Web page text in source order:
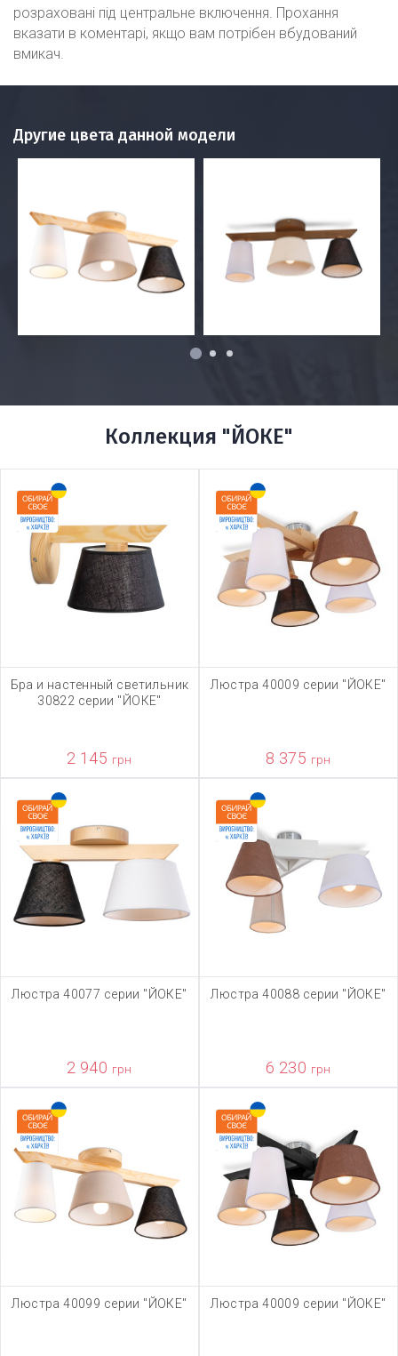
розраховані під центральне включення. Прохання
вказати в коментарі, якщо вам потрібен вбудований
вмикач.
Другие цвета данной модели
1 2 3
Коллекция "ЙОКЕ"
Бра и настенный светильник
30822 серии "ЙОКЕ"
2 145 грн
Люстра 40009 серии "ЙОКЕ"
8 375 грн
Люстра 40077 серии "ЙОКЕ"
2 940 грн
Люстра 40088 серии "ЙОКЕ"
6 230 грн
Люстра 40099 серии "ЙОКЕ" Люстра 40009 серии "ЙОКЕ"